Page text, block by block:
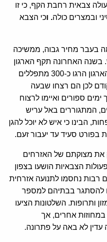
צבאית רחבת הקף, כי זו
ובמצרים כולה. וכי הצבא
בעבר מחיר גבוה, ממשיכה
האחרונה תקף הארגון
גם יעדים אזרחים. כזכור מחבלי הארגון הרגו כ-300 מתפללים
לכן הם רצחו שבעה
ספורים ואיימו לרצוח
המתגוררים באל עריש
סיני, שמנו 160 משפחות, הבינו כי איש לא יוכל להגן
בפורט סעיד עד יעבור זעם.
את מצוקתם של האזרחים
הצבאיות הושעו בצפון
רבות נחסמו לתנועה אזרחית
להסתגר בבתיהם למספר
ותרופות. השלטונות הציעו
אחרים, אך
עדין לא באה על פתרונה.